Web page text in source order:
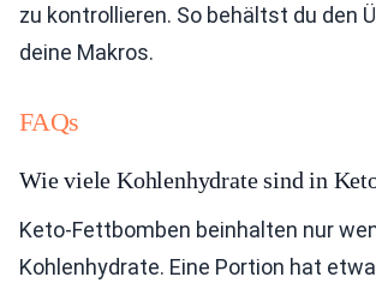
zu kontrollieren. So behältst du den
deine Makros.
FAQs
Wie viele Kohlenhydrate sind in
Keto-Fettbomben beinhalten nur
Kohlenhydrate. Eine Portion hat